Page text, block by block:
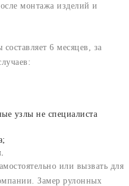
монтажа изделий и
6 месяцев, за
узлы не специалиста
или вызвать для
Замер рулонных